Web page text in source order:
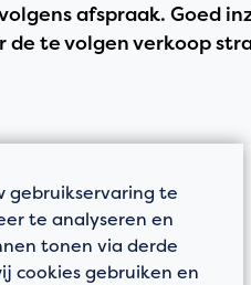
afspraak. Goed
de te volgen verkoop
gebruikservaring te
te analyseren en
tonen via derde
cookies gebruiken en